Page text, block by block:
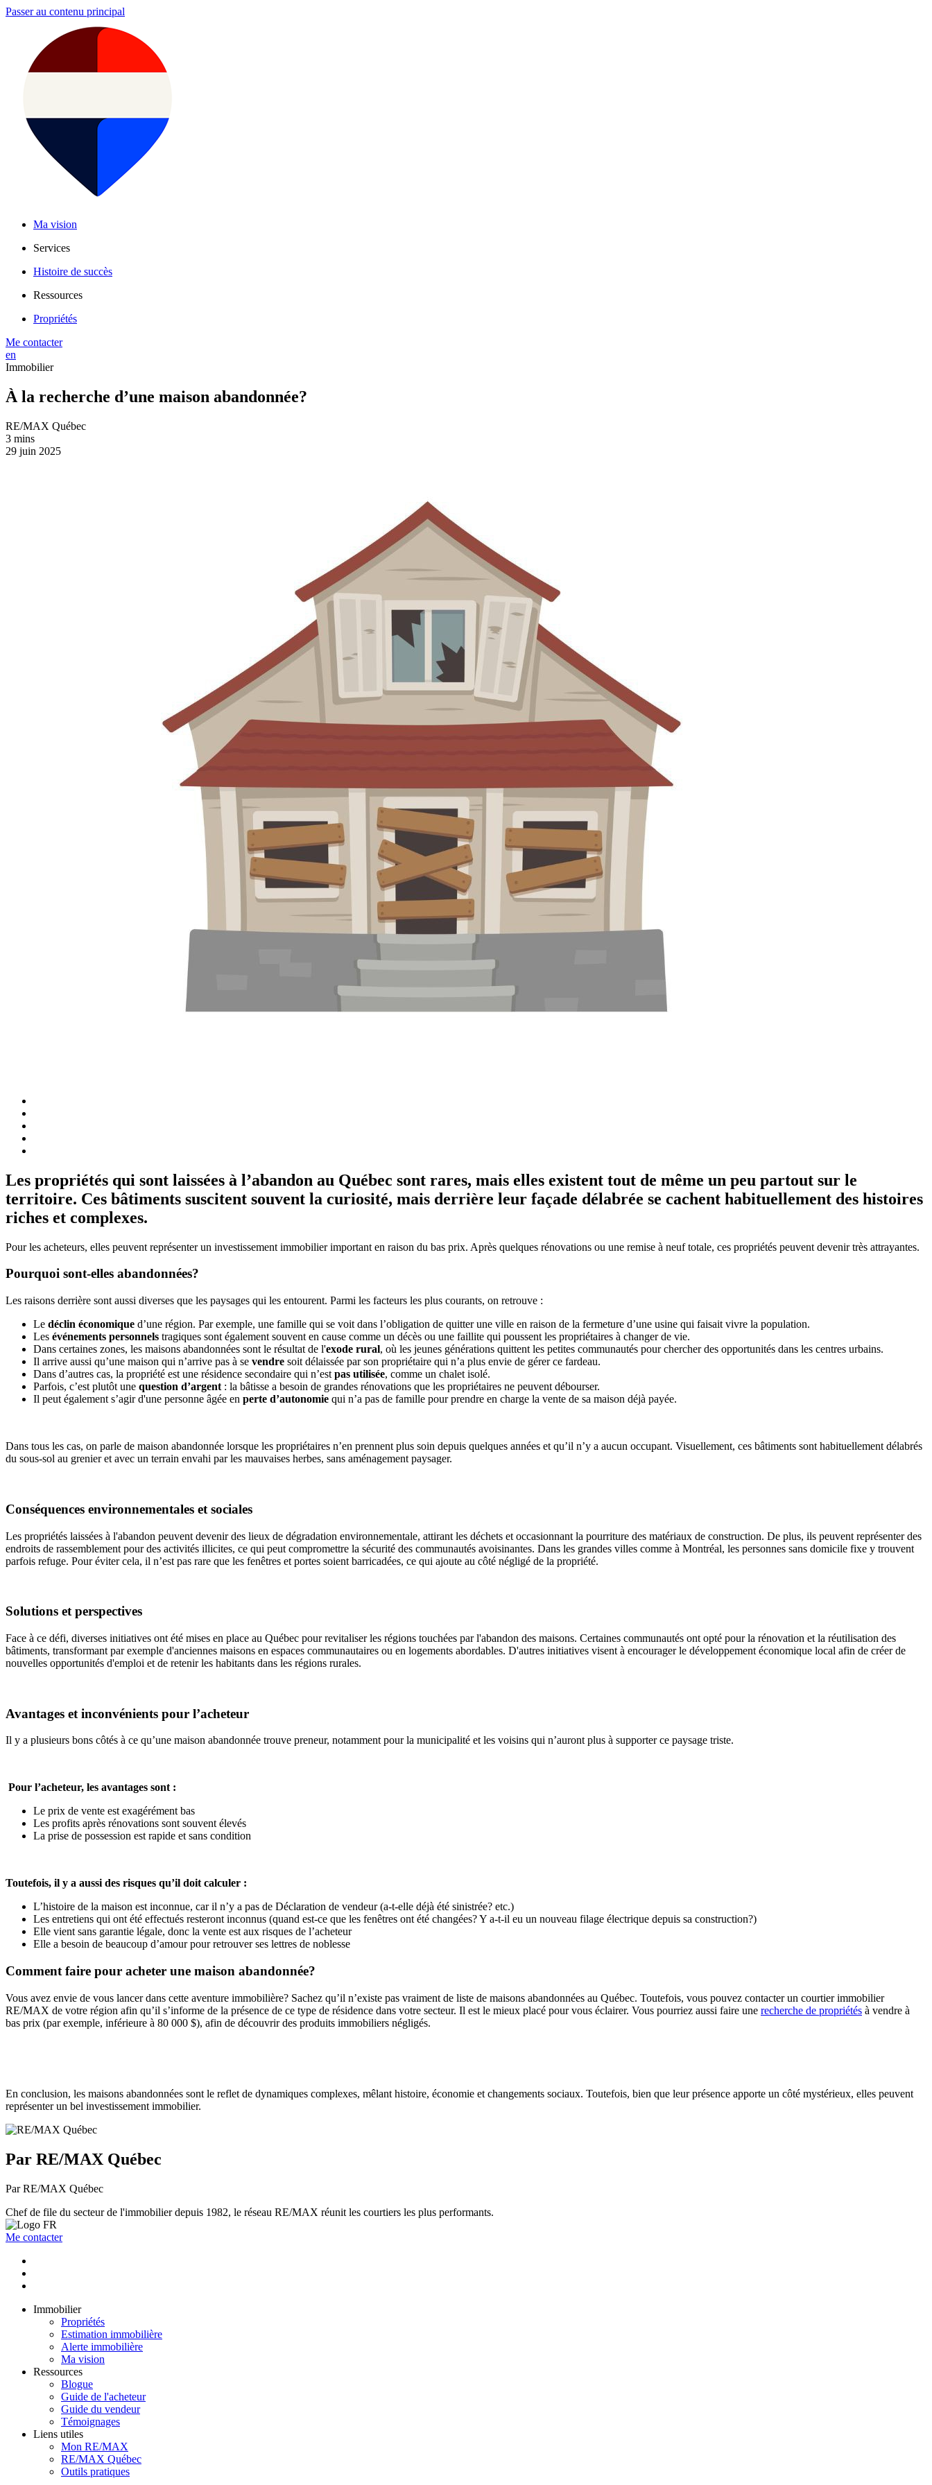
Passer au contenu principal
Ma vision
Services
Histoire de succès
Ressources
Propriétés
Me contacter
en
Immobilier
À la recherche d’une maison abandonnée?
RE/MAX Québec
3 mins
29 juin 2025
Les propriétés qui sont laissées à l’abandon au Québec sont rares, mais elles existent tout de même un peu partout sur le
territoire. Ces bâtiments suscitent souvent la curiosité, mais derrière leur façade délabrée se cachent habituellement des histoires
riches et complexes.
Pour les acheteurs, elles peuvent représenter un investissement immobilier important en raison du bas prix. Après quelques rénovations ou une remise à neuf totale, ces propriétés peuvent devenir très attrayantes.
Pourquoi sont-elles abandonnées?
Les raisons derrière sont aussi diverses que les paysages qui les entourent. Parmi les facteurs les plus courants, on retrouve :
Le déclin économique d’une région. Par exemple, une famille qui se voit dans l’obligation de quitter une ville en raison de la fermeture d’une usine qui faisait vivre la population.
Les événements personnels tragiques sont également souvent en cause comme un décès ou une faillite qui poussent les propriétaires à changer de vie.
Dans certaines zones, les maisons abandonnées sont le résultat de l'exode rural, où les jeunes générations quittent les petites communautés pour chercher des opportunités dans les centres urbains.
Il arrive aussi qu’une maison qui n’arrive pas à se vendre soit délaissée par son propriétaire qui n’a plus envie de gérer ce fardeau.
Dans d’autres cas, la propriété est une résidence secondaire qui n’est pas utilisée, comme un chalet isolé.
Parfois, c’est plutôt une question d’argent : la bâtisse a besoin de grandes rénovations que les propriétaires ne peuvent débourser.
Il peut également s’agir d'une personne âgée en perte d’autonomie qui n’a pas de famille pour prendre en charge la vente de sa maison déjà payée.
Dans tous les cas, on parle de maison abandonnée lorsque les propriétaires n’en prennent plus soin depuis quelques années et qu’il n’y a aucun occupant. Visuellement, ces bâtiments sont habituellement délabrés
du sous-sol au grenier et avec un terrain envahi par les mauvaises herbes, sans aménagement paysager.
Conséquences environnementales et sociales
Les propriétés laissées à l'abandon peuvent devenir des lieux de dégradation environnementale, attirant les déchets et occasionnant la pourriture des matériaux de construction. De plus, ils peuvent représenter des
endroits de rassemblement pour des activités illicites, ce qui peut compromettre la sécurité des communautés avoisinantes. Dans les grandes villes comme à Montréal, les personnes sans domicile fixe y trouvent
parfois refuge. Pour éviter cela, il n’est pas rare que les fenêtres et portes soient barricadées, ce qui ajoute au côté négligé de la propriété.
Solutions et perspectives
Face à ce défi, diverses initiatives ont été mises en place au Québec pour revitaliser les régions touchées par l'abandon des maisons. Certaines communautés ont opté pour la rénovation et la réutilisation des
bâtiments, transformant par exemple d'anciennes maisons en espaces communautaires ou en logements abordables. D'autres initiatives visent à encourager le développement économique local afin de créer de
nouvelles opportunités d'emploi et de retenir les habitants dans les régions rurales.
Avantages et inconvénients pour l’acheteur
Il y a plusieurs bons côtés à ce qu’une maison abandonnée trouve preneur, notamment pour la municipalité et les voisins qui n’auront plus à supporter ce paysage triste.
Pour l’acheteur, les avantages sont :
Le prix de vente est exagérément bas
Les profits après rénovations sont souvent élevés
La prise de possession est rapide et sans condition
Toutefois, il y a aussi des risques qu’il doit calculer :
L’histoire de la maison est inconnue, car il n’y a pas de Déclaration de vendeur (a-t-elle déjà été sinistrée? etc.)
Les entretiens qui ont été effectués resteront inconnus (quand est-ce que les fenêtres ont été changées? Y a-t-il eu un nouveau filage électrique depuis sa construction?)
Elle vient sans garantie légale, donc la vente est aux risques de l’acheteur
Elle a besoin de beaucoup d’amour pour retrouver ses lettres de noblesse
Comment faire pour acheter une maison abandonnée?
Vous avez envie de vous lancer dans cette aventure immobilière? Sachez qu’il n’existe pas vraiment de liste de maisons abandonnées au Québec. Toutefois, vous pouvez contacter un courtier immobilier
RE/MAX de votre région afin qu’il s’informe de la présence de ce type de résidence dans votre secteur. Il est le mieux placé pour vous éclairer. Vous pourriez aussi faire une recherche de propriétés à vendre à
bas prix (par exemple, inférieure à 80 000 $), afin de découvrir des produits immobiliers négligés.
En conclusion, les maisons abandonnées sont le reflet de dynamiques complexes, mêlant histoire, économie et changements sociaux. Toutefois, bien que leur présence apporte un côté mystérieux, elles peuvent
représenter un bel investissement immobilier.
Par RE/MAX Québec
Par RE/MAX Québec
Chef de file du secteur de l'immobilier depuis 1982, le réseau RE/MAX réunit les courtiers les plus performants.
Me contacter
Immobilier
Propriétés
Estimation immobilière
Alerte immobilière
Ma vision
Ressources
Blogue
Guide de l'acheteur
Guide du vendeur
Témoignages
Liens utiles
Mon RE/MAX
RE/MAX Québec
Outils pratiques